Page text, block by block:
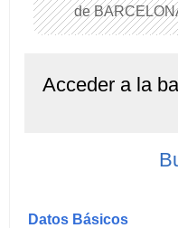
de
Acceder a la
Datos Básicos